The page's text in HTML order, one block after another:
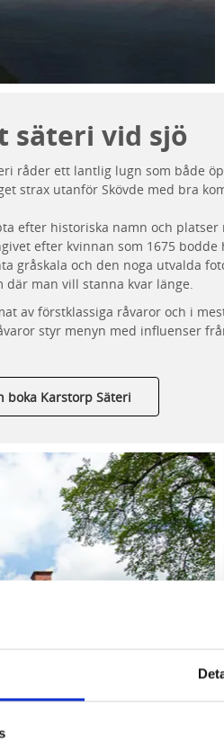
säteri vid sjö
råder ett lantlig lugn som både
strax utanför Skövde med bra
efter historiska namn och
efter kvinnan som 1675
gråskala och den noga utvalda
man vill stanna kvar länge.
av förstklassiga råvaror och i
styr menyn med influenser
boka Karstorp Säteri